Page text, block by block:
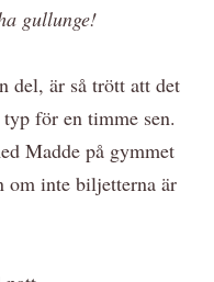
gullunge!
del, är så trött att det
för en timme sen.
Madde på gymmet
om inte biljetterna är